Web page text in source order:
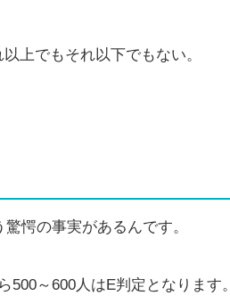
上でもそれ以下でもない。
驚愕の事実があるんです。
～600人はE判定となります。